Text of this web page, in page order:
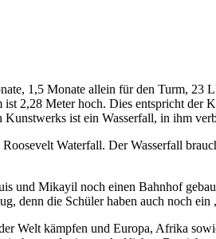
1,5 Monate allein für den Turm, 23
ist 2,28 Meter hoch. Dies entspricht der
ist ein Wasserfall, in ihm
Waterfall. Der Wasserfall
Mikayil noch einen Bahnhof
denn die Schüler haben auch noch
Welt kämpfen und Europa, Afrika